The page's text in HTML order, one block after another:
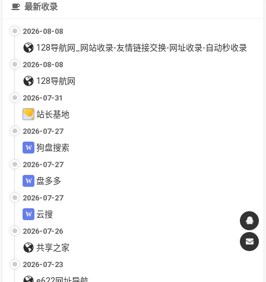
最新收录
2026-08-08
128导航网_网站收录-友情链接交换-网址收录-自动秒收录
2026-08-08
128导航网
2026-07-31
站长基地
2026-07-27
狗盘搜索
2026-07-27
盘多多
2026-07-27
云搜
2026-07-26
共享之家
2026-07-23